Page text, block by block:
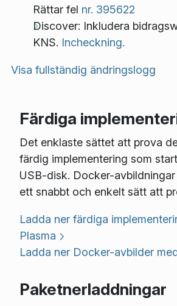
Rättar fel nr. 395622
Discover: Inkludera
KNS. Incheckning.
Visa fullständig ändringslogg
Färdiga
Det enklaste sättet att prova
färdig implementering som
USB-disk. Docker-
ett snabbt och enkelt sätt att
Ladda ner färdiga
Plasma
Ladda ner Docker-avbilder
Paketnerladdningar